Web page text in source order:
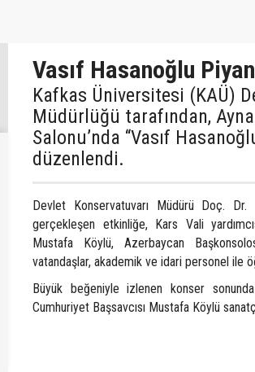
Vasıf Hasanoğlu
Kafkas Üniversitesi (KAÜ)
Müdürlüğü tarafından,
Salonu’nda “Vasıf
düzenlendi.
Devlet Konservatuvarı Müdürü Doç. Dr.
gerçekleşen etkinliğe, Kars Vali
Mustafa Köylü, Azerbaycan
vatandaşlar, akademik ve idari personel ile
Büyük beğeniyle izlenen konser
Cumhuriyet Başsavcısı Mustafa Köylü